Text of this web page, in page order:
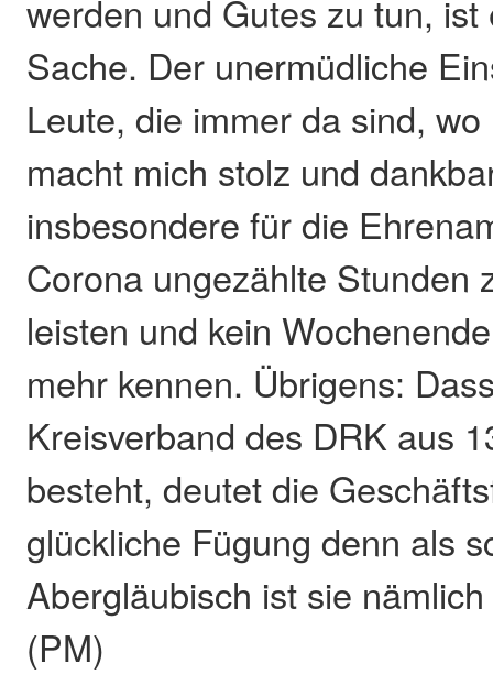
werden und Gutes zu tun,
Sache. Der unermüdliche
Leute, die immer da sind,
macht mich stolz und
insbesondere für die
Corona ungezählte Stunden
leisten und kein
mehr kennen. Übrigens:
Kreisverband des DRK aus
besteht, deutet die
glückliche Fügung denn als
Abergläubisch ist sie
(PM)